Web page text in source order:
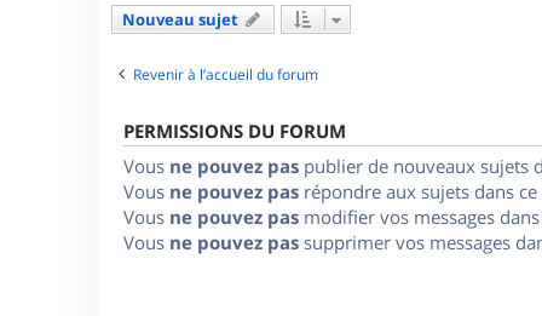
Nouveau sujet
Revenir à l’accueil du forum
PERMISSIONS DU FORUM
Vous ne pouvez pas publier de nouveaux sujets
Vous ne pouvez pas répondre aux sujets dans
Vous ne pouvez pas modifier vos messages
Vous ne pouvez pas supprimer vos messages